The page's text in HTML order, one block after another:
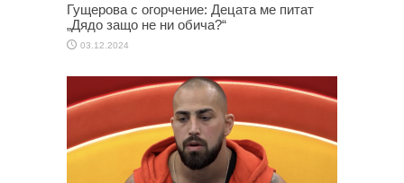
Гущерова с огорчение: Децата ме питат
„Дядо защо не ни обича?“
03.12.2024